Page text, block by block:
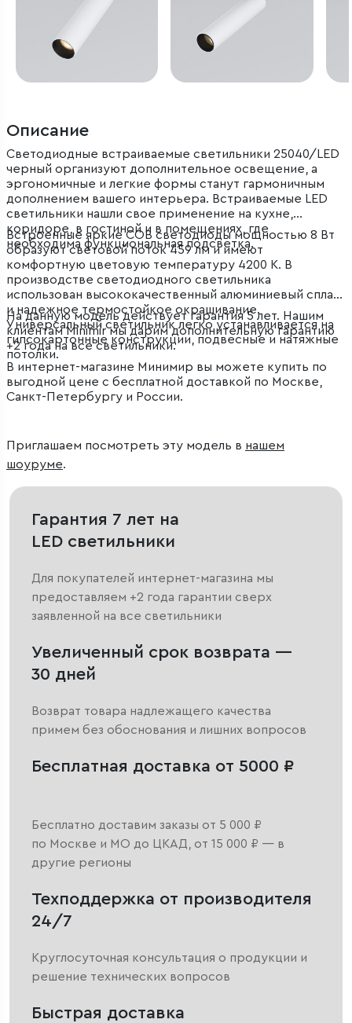
Описание
Светодиодные встраиваемые светильники 25040/LED
черный организуют дополнительное освещение, а
эргономичные и легкие формы станут гармоничным
дополнением вашего интерьера. Встраиваемые LED
светильники нашли свое применение на кухне,
коридоре, в гостиной и в помещениях, где
необходима функциональная подсветка.
Встроенные яркие COB светодиоды мощностью 8 Вт
образуют световой поток 459 лм и имеют
комфортную цветовую температуру 4200 К. В
производстве светодиодного светильника
использован высококачественный алюминиевый сплав
и надежное термостойкое окрашивание.
Универсальный светильник легко устанавливается на
гипсокартонные конструкции, подвесные и натяжные
потолки.
На данную модель действует гарантия 5 лет. Нашим
клиентам Minimir мы дарим дополнительную гарантию
+2 года на все светильники.
В интернет-магазине Минимир вы можете купить по
выгодной цене с бесплатной доставкой по Москве,
Санкт-Петербургу и России.
Приглашаем посмотреть эту модель в нашем
шоуруме.
Гарантия 7 лет на
LED светильники
Для покупателей интернет-магазина мы
предоставляем +2 года гарантии сверх
заявленной на все светильники
Увеличенный срок возврата —
30 дней
Возврат товара надлежащего качества
примем без обоснования и лишних вопросов
Бесплатная доставка от 5000 ₽
Бесплатно доставим заказы от 5 000 ₽
по Москве и МО до ЦКАД, от 15 000 ₽ — в
другие регионы
Техподдержка от производителя
24/7
Круглосуточная консультация о продукции и
решение технических вопросов
Быстрая доставка